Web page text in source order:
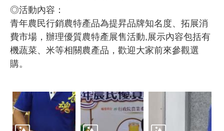
◎活動內容：
青年農民行銷農特產品為提昇品牌知名度、拓展消
費市場，辦理優質農特產展售活動,展示內容包括有
機蔬菜、米等相關農產品，歡迎大家前來參觀選
購。